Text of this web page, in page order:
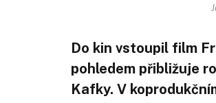
Do kin vstoupil film
pohledem přibližuje
Kafky. V